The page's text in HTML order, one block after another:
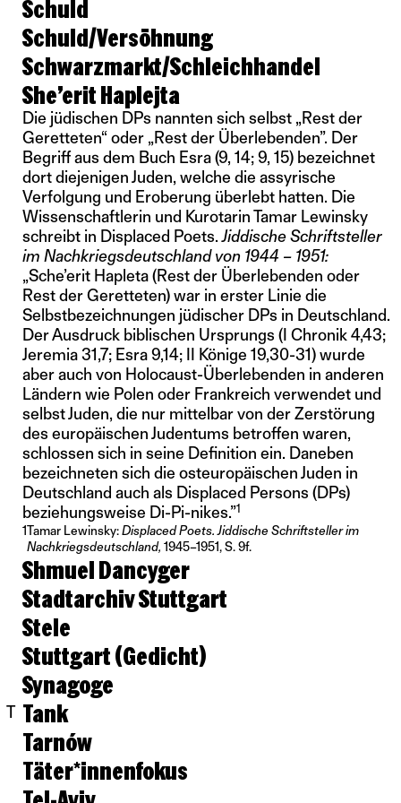
Schuld
Schuld/Versöhnung
Schwarzmarkt/Schleichhandel
She’erit Haplejta
Die jüdischen DPs nannten sich selbst „Rest der
Geretteten“ oder „Rest der Überlebenden”. Der
Begriff aus dem Buch Esra (9, 14; 9, 15) bezeichnet
dort diejenigen Juden, welche die assyrische
Verfolgung und Eroberung überlebt hatten. Die
Wissenschaftlerin und Kurotarin Tamar Lewinsky
schreibt in Displaced Poets.Jiddische Schriftsteller
im Nachkriegsdeutschland von 1944 – 1951:
„Sche’erit Hapleta (Rest der Überlebenden oder
Rest der Geretteten) war in erster Linie die
Selbstbezeichnungen jüdischer DPs in Deutschland.
Der Ausdruck biblischen Ursprungs (I Chronik 4,43;
Jeremia 31,7; Esra 9,14; II Könige 19,30-31) wurde
aber auch von Holocaust-Überlebenden in anderen
Ländern wie Polen oder Frankreich verwendet und
selbst Juden, die nur mittelbar von der Zerstörung
des europäischen Judentums betroffen waren,
schlossen sich in seine Definition ein. Daneben
bezeichneten sich die osteuropäischen Juden in
Deutschland auch als Displaced Persons (DPs)
beziehungsweise Di-Pi-nikes.”1
1Tamar Lewinsky:Displaced Poets. Jiddische Schriftsteller im
Nachkriegsdeutschland, 1945–1951, S. 9f.
Shmuel Dancyger
Stadtarchiv Stuttgart
Stele
Stuttgart (Gedicht)
Synagoge
T Tank
Tarnów
Täter*innenfokus